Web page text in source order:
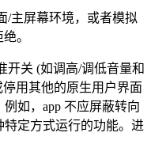
/主屏幕环境，或者模拟
。
开关 (如调高/调低音量和
用其他的原生用户界面
如，app 不应屏蔽转向
特定方式运行的功能。进